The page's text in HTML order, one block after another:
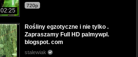
02:25
720p
Rośliny egzotyczne i nie tylko .
Zapraszamy Full HD palmywpl.
blogspot. com
stalewiak